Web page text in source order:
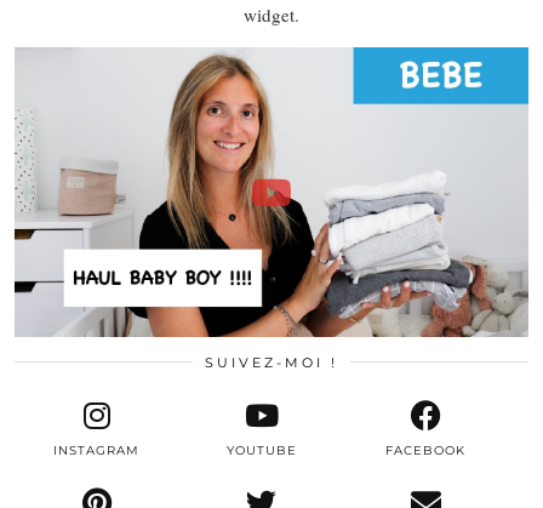
widget.
SUIVEZ-MOI !
INSTAGRAM FACEBOOK
YOUTUBE